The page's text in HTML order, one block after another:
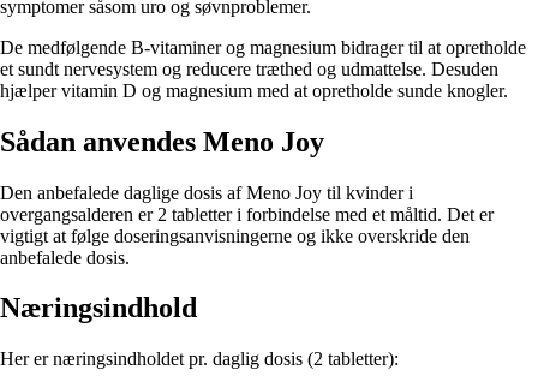
symptomer såsom uro og søvnproblemer.
De medfølgende B-vitaminer og magnesium bidrager til at opretholde
et sundt nervesystem og reducere træthed og udmattelse. Desuden
hjælper vitamin D og magnesium med at opretholde sunde knogler.
Sådan anvendes Meno Joy
Den anbefalede daglige dosis af Meno Joy til kvinder i
overgangsalderen er 2 tabletter i forbindelse med et måltid. Det er
vigtigt at følge doseringsanvisningerne og ikke overskride den
anbefalede dosis.
Næringsindhold
Her er næringsindholdet pr. daglig dosis (2 tabletter):